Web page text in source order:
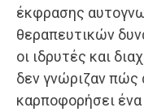
έκφρασης
θεραπευτικών
οι ιδρυτές και
δεν γνώριζαν πώς
καρποφορήσει ένα